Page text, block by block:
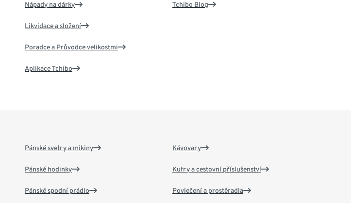
Nápady na dárky
Likvidace a složení
Poradce a Průvodce velikostmi
Aplikace Tchibo
Tchibo Blog
Pánské svetry a mikiny
Pánské hodinky
Pánské spodní prádlo
Kávovary
Kufry a cestovní příslušenství
Povlečení a prostěradla